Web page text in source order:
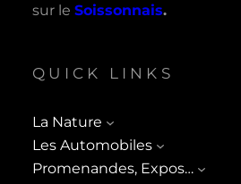
sur le Soissonnais.
QUICK LINKS
La Nature
Les Automobiles
Promenandes, Expos…